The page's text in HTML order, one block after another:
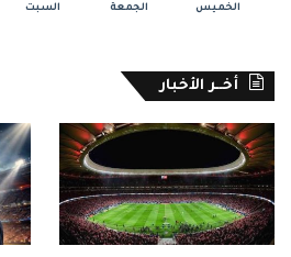
الخميس الجمعة السبت
أخــر الأخبار